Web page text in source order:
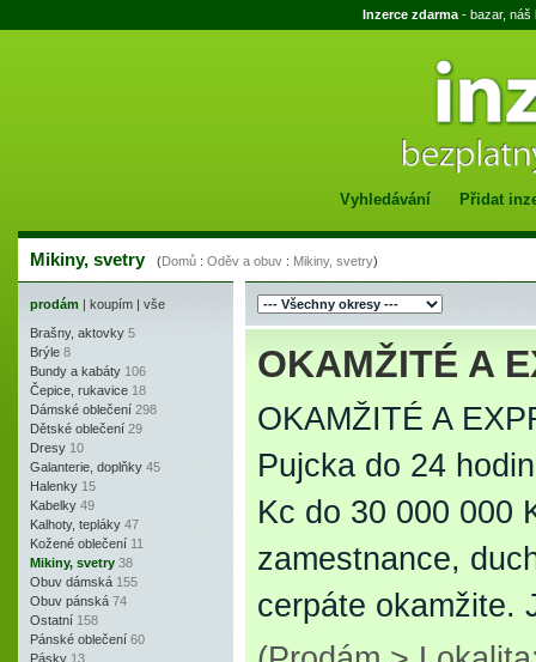
Inzerce zdarma - bazar, náš
Vyhledávání Přidat
Mikiny, svetry (Domů : Oděv a obuv : Mikiny, svetry)
prodám | koupím | vše
Brašny, aktovky 5
Brýle 8
Bundy a kabáty 106
Čepice, rukavice 18
Dámské oblečení 298
Dětské oblečení 29
Dresy 10
Galanterie, doplňky 45
Halenky 15
Kabelky 49
Kalhoty, tepláky 47
Kožené oblečení 11
Mikiny, svetry 38
Obuv dámská 155
Obuv pánská 74
Ostatní 158
Pánské oblečení 60
Pásky 13
OKAMŽITÉ A
OKAMŽITÉ A
Pujcka do 24
Kc do 30 000 000
zamestnance,
cerpáte okamžite.